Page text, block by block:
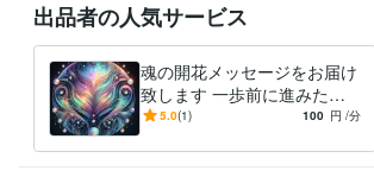
出品者の人気サービス
魂の開花メッセージをお届け
致します 一歩前に進みたい
時、魂のほんとうの声をきく
5.0(1) 100 円 /分